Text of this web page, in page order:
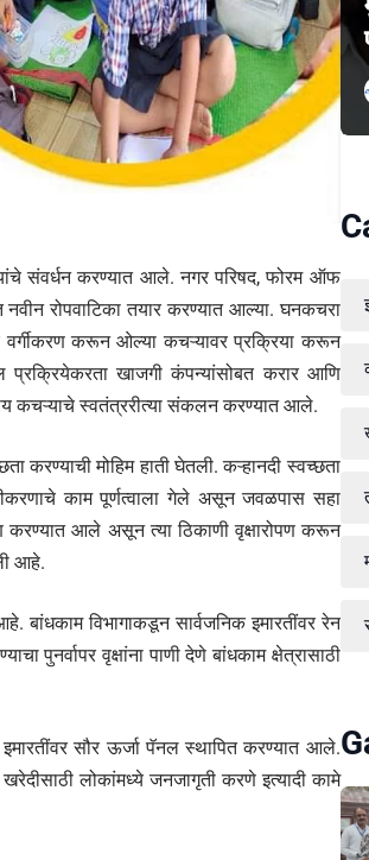
संवर्धन करण्यात आले. नगर परिषद, फोरम ऑफ
रोपवाटिका तयार करण्यात आल्या. घनकचरा
करून ओल्या कचऱ्यावर प्रक्रिया करून
प्रक्रियेकरता खाजगी कंपन्यांसोबत करार आणि
कचऱ्याचे स्वतंत्ररीत्या संकलन करण्यात आले.
करण्याची मोहिम हाती घेतली. कऱ्हानदी स्वच्छता
काम पूर्णत्वाला गेले असून जवळपास सहा
करण्यात आले असून त्या ठिकाणी वृक्षारोपण करून
आहे.
बांधकाम विभागाकडून सार्वजनिक इमारतींवर रेन
पुनर्वापर वृक्षांना पाणी देणे बांधकाम क्षेत्रासाठी
इमारतींवर सौर ऊर्जा पॅनल स्थापित करण्यात आले.
खरेदीसाठी लोकांमध्ये जनजागृती करणे इत्यादी कामे